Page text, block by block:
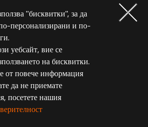
"бисквитки", за да
персонализирани и по-
уебсайт, вие се
на бисквитки.
от повече информация
да не приемате
посетете нашия